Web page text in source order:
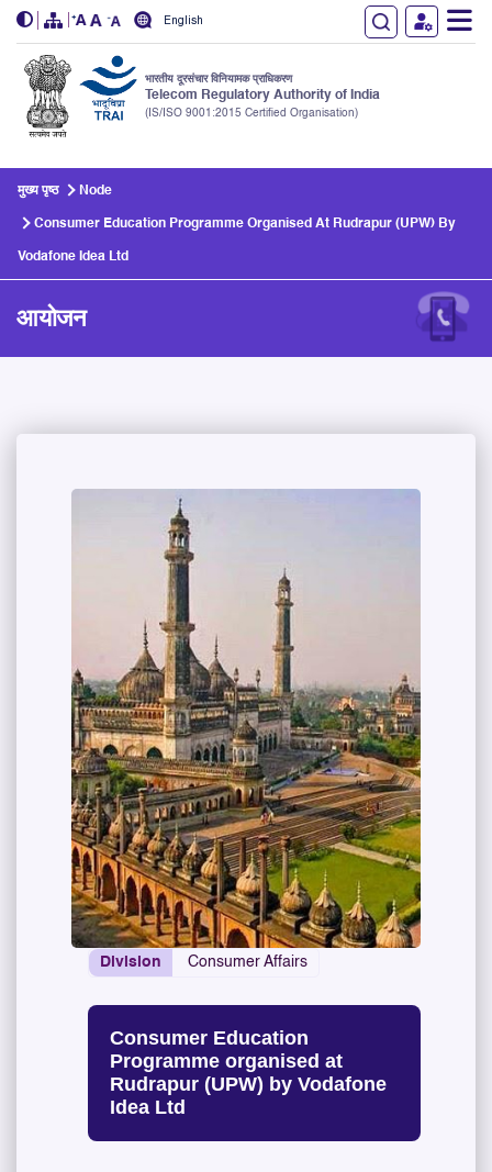
English
भारतीय दूरसंचार विनियामक प्राधिकरण
Telecom Regulatory Authority of India
(IS/ISO 9001:2015 Certified Organisation)
मुख्य पृष्ठ Node
Consumer Education Programme Organised At Rudrapur (UPW) By
Vodafone Idea Ltd
आयोजन
Division Consumer Affairs
Consumer Education
Programme organised at
Rudrapur (UPW) by Vodafone
Idea Ltd